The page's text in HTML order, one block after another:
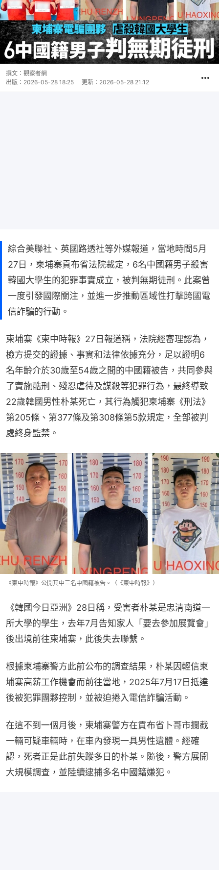
撰文： 觀察者網
出版： 2026-05-28 18:25 更新： 2026-05-28 21:12
綜合美聯社、英國路透社等外媒報道，當地時間5月
27日，柬埔寨貢布省法院裁定，6名中國籍男子殺害
韓國大學生的犯罪事實成立，被判無期徒刑。此案曾
一度引發國際關注，並進一步推動區域性打擊跨國電
信詐騙的行動。
柬埔寨《柬中時報》27日報道稱，法院經審理認為，
檢方提交的證據、事實和法律依據充分，足以證明6
名年齡介於30歲至54歲之間的中國籍被告，共同參與
了實施酷刑、殘忍虐待及謀殺等犯罪行為，最終導致
22歲韓國男性朴某死亡，其行為觸犯柬埔寨《刑法》
第205條、第377條及第308條第5款規定，全部被判
處終身監禁。
《柬中時報》公開其中三名中國籍被告。（《柬中時報》）
《韓國今日亞洲》28日稱，受害者朴某是忠清南道一
所大學的學生，去年7月告知家人「要去參加展覽會」
後出境前往柬埔寨，此後失去聯繫。
根據柬埔寨警方此前公布的調查結果，朴某因輕信柬
埔寨高薪工作機會而前往當地，2025年7月17日抵達
後被犯罪團夥控制，並被迫捲入電信詐騙活動。
在這不到一個月後，柬埔寨警方在貢布省卜哥市攔截
一輛可疑車輛時，在車內發現一具男性遺體。經確
認，死者正是此前失蹤多日的朴某。隨後，警方展開
大規模調查，並陸續逮捕多名中國籍嫌犯。